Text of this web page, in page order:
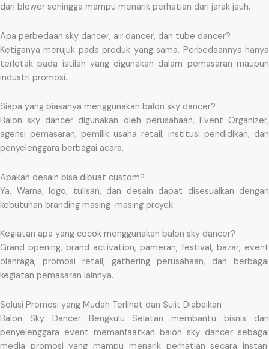
dari blower sehingga mampu menarik perhatian dari jarak jauh.
Apa perbedaan sky dancer, air dancer, dan tube dancer?
Ketiganya merujuk pada produk yang sama. Perbedaannya hanya
terletak pada istilah yang digunakan dalam pemasaran maupun
industri promosi.
Siapa yang biasanya menggunakan balon sky dancer?
Balon sky dancer digunakan oleh perusahaan, Event Organizer,
agensi pemasaran, pemilik usaha retail, institusi pendidikan, dan
penyelenggara berbagai acara.
Apakah desain bisa dibuat custom?
Ya. Warna, logo, tulisan, dan desain dapat disesuaikan dengan
kebutuhan branding masing-masing proyek.
Kegiatan apa yang cocok menggunakan balon sky dancer?
Grand opening, brand activation, pameran, festival, bazar, event
olahraga, promosi retail, gathering perusahaan, dan berbagai
kegiatan pemasaran lainnya.
Solusi Promosi yang Mudah Terlihat dan Sulit Diabaikan
Balon Sky Dancer Bengkulu Selatan membantu bisnis dan
penyelenggara event memanfaatkan balon sky dancer sebagai
media promosi yang mampu menarik perhatian secara instan.